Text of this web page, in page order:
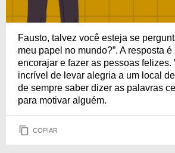
Fausto, talvez você esteja se
meu papel no mundo?”. A resposta
encorajar e fazer as pessoas felizes.
incrível de levar alegria a um local
de sempre saber dizer as palavras
para motivar alguém.
COPIAR